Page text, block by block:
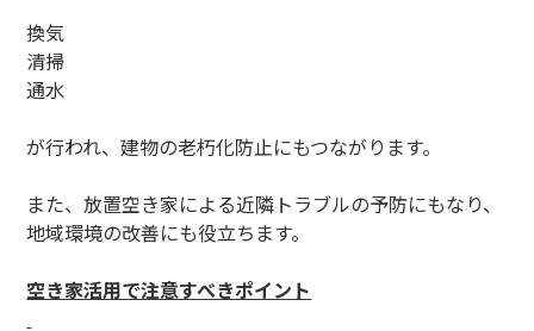
換気
清掃
通水
が行われ、建物の老朽化防止にもつながります。
また、放置空き家による近隣トラブルの予防にもなり、
地域環境の改善にも役立ちます。
空き家活用で注意すべきポイント